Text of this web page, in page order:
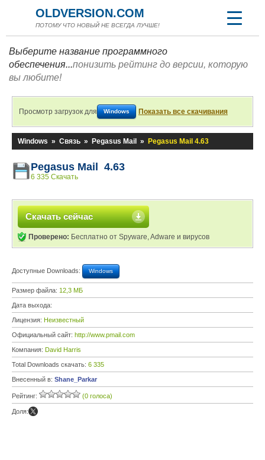
OLDVERSION.COM
ПОТОМУ ЧТО НОВЫЙ НЕ ВСЕГДА ЛУЧШЕ!
Выберите название программного
обеспечения...понизить рейтинг до версии, которую
вы любите!
Просмотр загрузок для Windows Показать все скачивания
Windows » Связь » Pegasus Mail » Pegasus Mail 4.63
Pegasus Mail 4.63
6 335 Скачать
Скачать сейчас
Проверено: Бесплатно от Spyware, Adware и вирусов
Доступные Downloads: Windows
Размер файла: 12,3 МБ
Дата выхода:
Лицензия: Неизвестный
Официальный сайт: http://www.pmail.com
Компания: David Harris
Total Downloads скачать: 6 335
Внесенный в: Shane_Parkar
Рейтинг: (0 голоса)
Доля: